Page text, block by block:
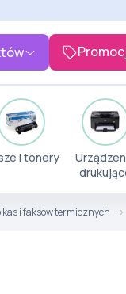
i tonery
kas i faksów termicznych